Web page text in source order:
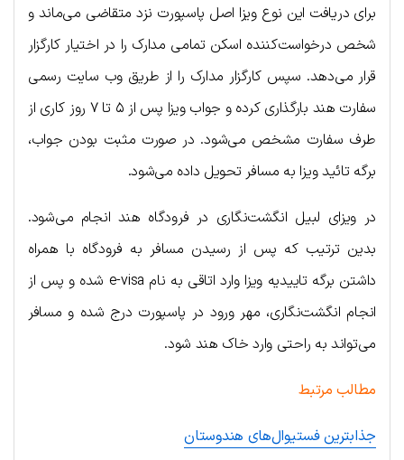
برای دریافت این نوع ویزا اصل پاسپورت نزد متقاضی می‌ماند و
شخص درخواست‌کننده اسکن تمامی مدارک را در اختیار کارگزار
قرار می‌دهد. سپس کارگزار مدارک را از طریق وب سایت رسمی
سفارت هند بارگذاری کرده و جواب ویزا پس از ۵ تا ۷ روز کاری از
طرف سفارت مشخص می‌شود. در صورت مثبت بودن جواب،
برگه تائید ویزا به مسافر تحویل داده می‌شود.
در ویزای لبیل انگشت‌نگاری در فرودگاه هند انجام می‌شود.
بدین ترتیب که پس از رسیدن مسافر به فرودگاه با همراه
داشتن برگه تاییدیه ویزا وارد اتاقی به نام e-visa شده و پس از
انجام انگشت‌نگاری، مهر ورود در پاسپورت درج شده و مسافر
می‌تواند به راحتی وارد خاک هند شود.
مطالب مرتبط
جذابترین فستیوال‌های هندوستان